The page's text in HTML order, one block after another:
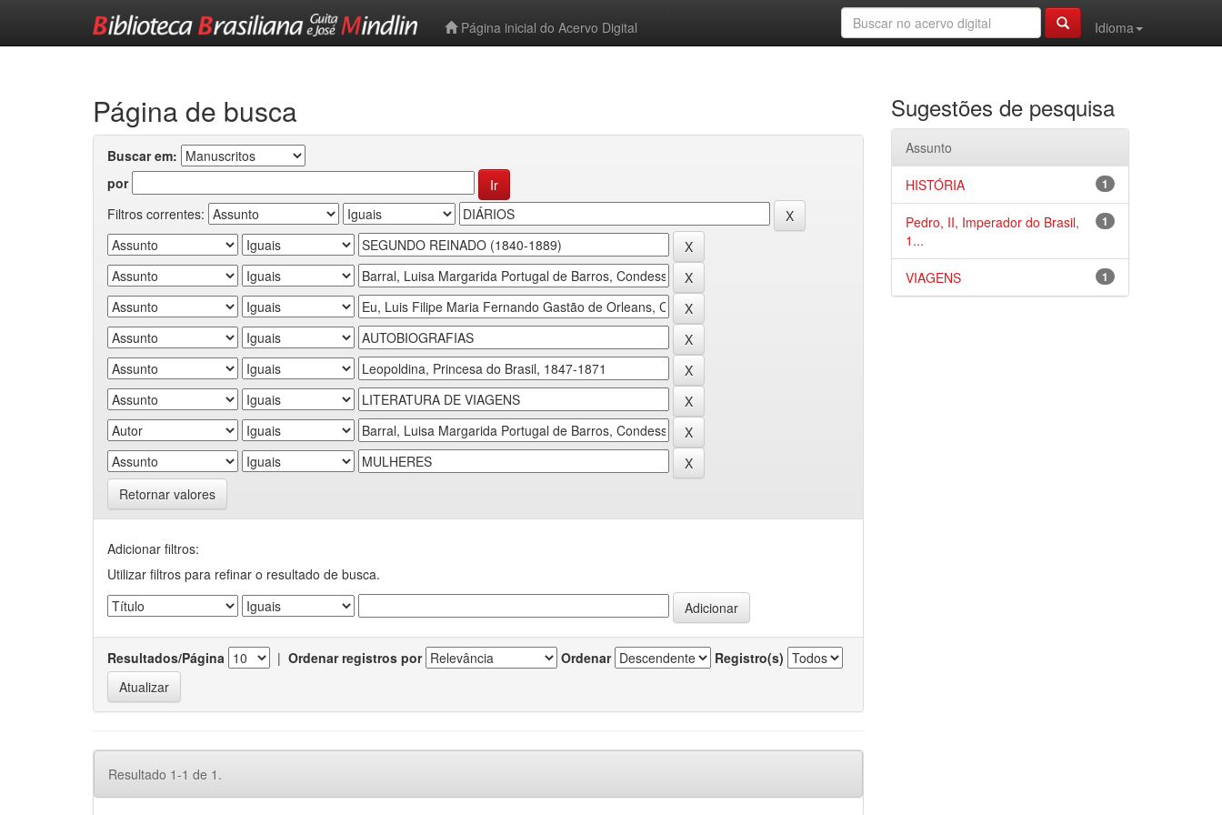
Página inicial do Acervo Digital
Idioma
Página de busca
Buscar em:
por
Filtros correntes:
Retornar valores
Adicionar filtros:
Utilizar filtros para refinar o resultado de busca.
Resultados/Página | Ordenar registros por Ordenar Registro(s)
Resultado 1-1 de 1.
Sugestões de pesquisa
Assunto
1
HISTÓRIA
1
Pedro, II, Imperador do Brasil,
1...
1
VIAGENS